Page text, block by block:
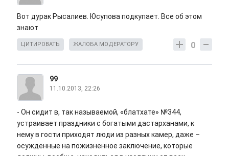
Вот дурак Рысалиев. Юсупова подкупает. Все об этом
знают
0
ЦИТИРОВАТЬ ЖАЛОБА МОДЕРАТОРУ
99
11.10.2013, 22:26
- Он сидит в, так называемой, «блатхате» №344,
устраивает праздники с богатыми дастарханами, к
нему в гости приходят люди из разных камер, даже –
осужденные на пожизненное заключение, которые